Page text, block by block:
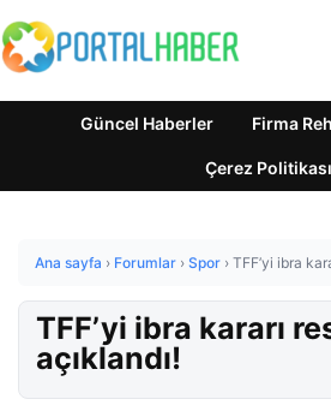
Güncel Haberler Firma
Çerez Politikası
Ana sayfa › Forumlar › Spor › TFF’yi ibra
TFF’yi ibra kararı
açıklandı!